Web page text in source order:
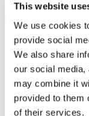
This website
We use cookies
provide social
We also share
our social media,
may combine it
provided to them
of their services.
Cerca...
soggiorni in
durata